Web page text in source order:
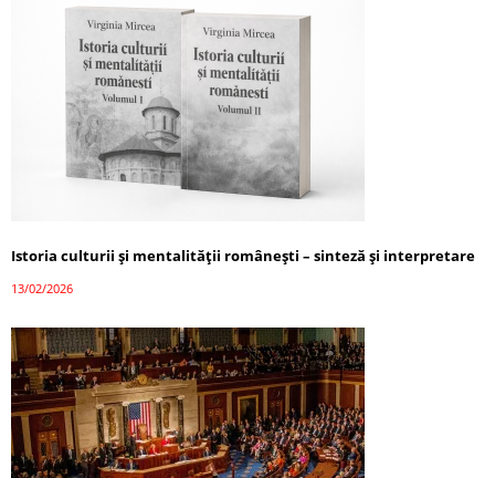
Istoria culturii și mentalității românești – sinteză și interpretare
13/02/2026